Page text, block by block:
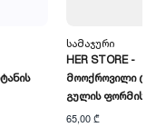
Სამაჯური
HER STORE -
Მოოქროვილი
Გულის Ფორმის
65,00 ₾